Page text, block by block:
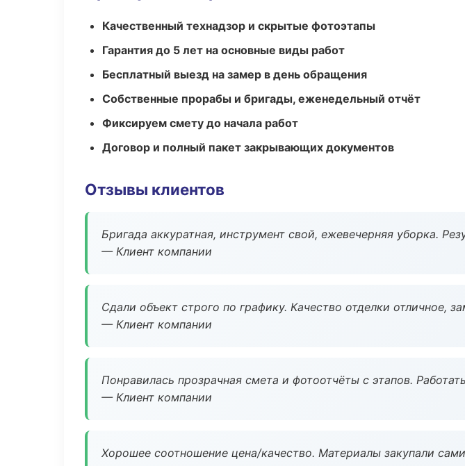
Качественный технадзор и скрытые фотоэтапы
Гарантия до 5 лет на основные виды работ
Бесплатный выезд на замер в день обращения
Собственные прорабы и бригады, еженедельный отчёт
Фиксируем смету до начала работ
Договор и полный пакет закрывающих документов
Отзывы клиентов
Бригада аккуратная, инструмент свой, ежевечерняя уборка.
— Клиент компании
Сдали объект строго по графику. Качество отделки отличное,
— Клиент компании
Понравилась прозрачная смета и фотоотчёты с этапов.
— Клиент компании
Хорошее соотношение цена/качество. Материалы закупали